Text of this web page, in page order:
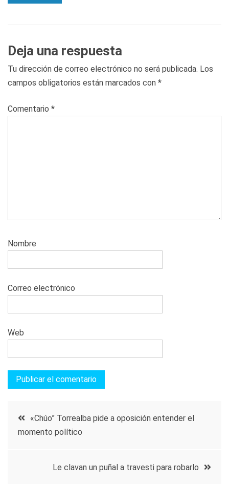
Deja una respuesta
Tu dirección de correo electrónico no será publicada. Los
campos obligatorios están marcados con *
Comentario *
Nombre
Correo electrónico
Web
Navegación
entradas
«Chúo” Torrealba pide a oposición entender el
momento político
Le clavan un puñal a travesti para robarlo